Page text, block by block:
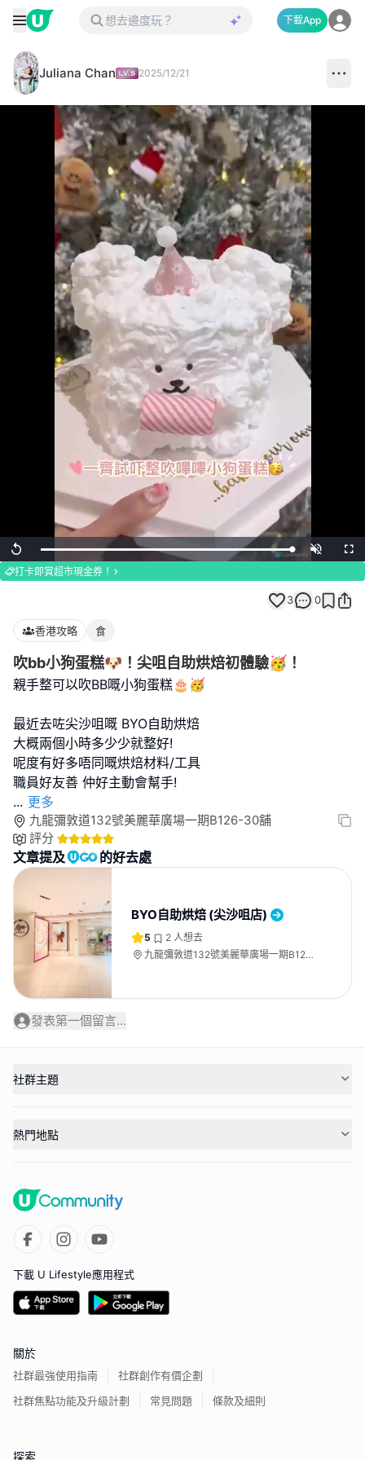
下載App
Juliana Chan 2025/12/21
Replay Loaded:
100.00%
Unmute
打卡即賞超市現金券！
3 0
香港攻略 食
吹bb小狗蛋糕🐶！尖咀自助烘焙初體驗🥳！
親手整可以吹BB嘅小狗蛋糕🎂🥳
最近去咗尖沙咀嘅 BYO自助烘焙
大概兩個小時多少少就整好!
呢度有好多唔同嘅烘焙材料/工具
... 更多
九龍彌敦道132號美麗華廣場一期B126-30舖
評分
文章提及 的好去處
BYO自助烘焙 (尖沙咀店)
5 2 人想去
九龍彌敦道132號美麗華廣場一期B126-
發表第一個留言...
社群主題
熱門地點
下載 U Lifestyle應用程式
關於
社群最強使用指南
社群創作有價企劃
社群焦點功能及升級計劃
常見問題 條款及細則
探索